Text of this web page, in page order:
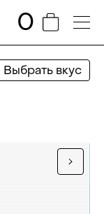
0
Выбрать вкус